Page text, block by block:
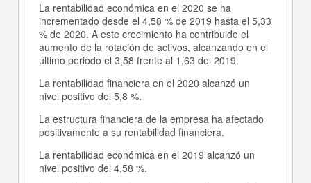
La rentabilidad económica en el 2020 se ha
incrementado desde el 4,58 % de 2019 hasta el 5,33
% de 2020. A este crecimiento ha contribuido el
aumento de la rotación de activos, alcanzando en el
último periodo el 3,58 frente al 1,63 del 2019.
La rentabilidad financiera en el 2020 alcanzó un
nivel positivo del 5,8 %.
La estructura financiera de la empresa ha afectado
positivamente a su rentabilidad financiera.
La rentabilidad económica en el 2019 alcanzó un
nivel positivo del 4,58 %.